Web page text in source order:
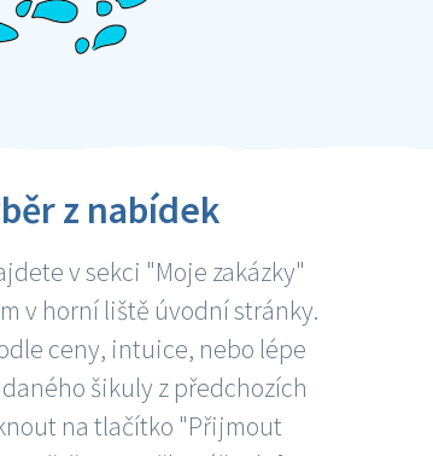
z nabídek
v sekci "Moje zakázky"
v horní liště úvodní stránky.
ceny, intuice, nebo lépe
šikuly z předchozích
na tlačítko "Přijmout